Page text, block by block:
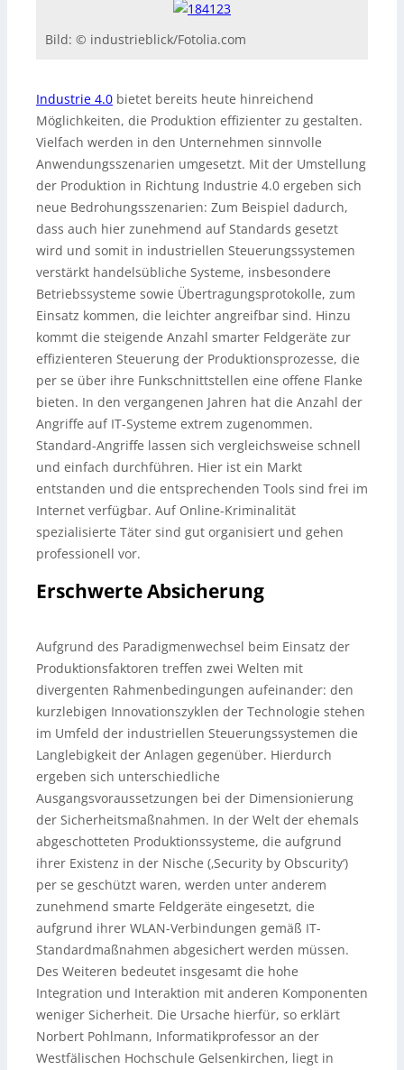
Bild: © industrieblick/Fotolia.com
Industrie 4.0 bietet bereits heute hinreichend
Möglichkeiten, die Produktion effizienter zu gestalten.
Vielfach werden in den Unternehmen sinnvolle
Anwendungsszenarien umgesetzt. Mit der Umstellung
der Produktion in Richtung Industrie 4.0 ergeben sich
neue Bedrohungsszenarien: Zum Beispiel dadurch,
dass auch hier zunehmend auf Standards gesetzt
wird und somit in industriellen Steuerungssystemen
verstärkt handelsübliche Systeme, insbesondere
Betriebssysteme sowie Übertragungsprotokolle, zum
Einsatz kommen, die leichter angreifbar sind. Hinzu
kommt die steigende Anzahl smarter Feldgeräte zur
effizienteren Steuerung der Produktionsprozesse, die
per se über ihre Funkschnittstellen eine offene Flanke
bieten. In den vergangenen Jahren hat die Anzahl der
Angriffe auf IT-Systeme extrem zugenommen.
Standard-Angriffe lassen sich vergleichsweise schnell
und einfach durchführen. Hier ist ein Markt
entstanden und die entsprechenden Tools sind frei im
Internet verfügbar. Auf Online-Kriminalität
spezialisierte Täter sind gut organisiert und gehen
professionell vor.
Erschwerte Absicherung
Aufgrund des Paradigmenwechsel beim Einsatz der
Produktionsfaktoren treffen zwei Welten mit
divergenten Rahmenbedingungen aufeinander: den
kurzlebigen Innovationszyklen der Technologie stehen
im Umfeld der industriellen Steuerungssystemen die
Langlebigkeit der Anlagen gegenüber. Hierdurch
ergeben sich unterschiedliche
Ausgangsvoraussetzungen bei der Dimensionierung
der Sicherheitsmaßnahmen. In der Welt der ehemals
abgeschotteten Produktionssysteme, die aufgrund
ihrer Existenz in der Nische (‚Security by Obscurity‘)
per se geschützt waren, werden unter anderem
zunehmend smarte Feldgeräte eingesetzt, die
aufgrund ihrer WLAN-Verbindungen gemäß IT-
Standardmaßnahmen abgesichert werden müssen.
Des Weiteren bedeutet insgesamt die hohe
Integration und Interaktion mit anderen Komponenten
weniger Sicherheit. Die Ursache hierfür, so erklärt
Norbert Pohlmann, Informatikprofessor an der
Westfälischen Hochschule Gelsenkirchen, liegt in